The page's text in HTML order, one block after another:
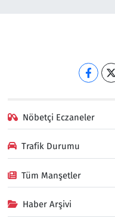
Nöbetçi Eczaneler
Trafik Durumu
Tüm Manşetler
Haber Arşivi